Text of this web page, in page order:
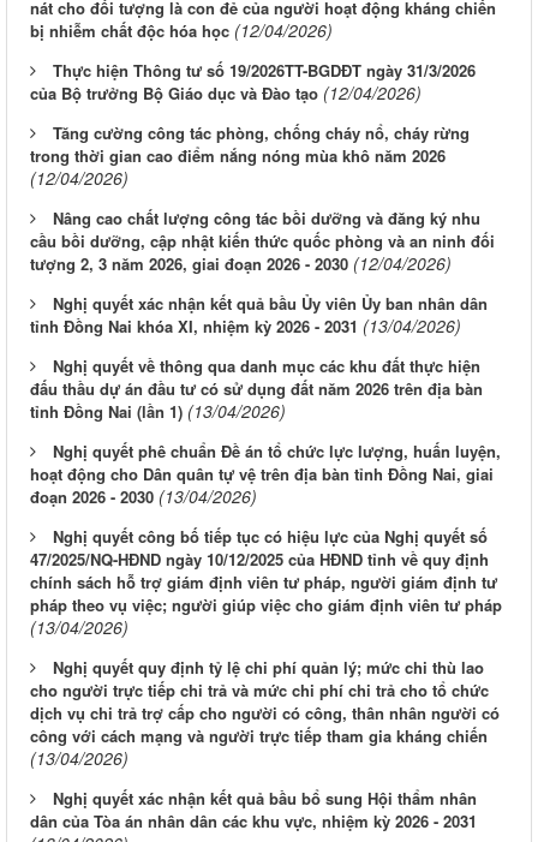
nát cho đối tượng là con đẻ của người hoạt động kháng chiến
bị nhiễm chất độc hóa học (12/04/2026)
Thực hiện Thông tư số 19/2026TT-BGDĐT ngày 31/3/2026
của Bộ trưởng Bộ Giáo dục và Đào tạo (12/04/2026)
Tăng cường công tác phòng, chống cháy nổ, cháy rừng
trong thời gian cao điểm nắng nóng mùa khô năm 2026
(12/04/2026)
Nâng cao chất lượng công tác bồi dưỡng và đăng ký nhu
cầu bồi dưỡng, cập nhật kiến thức quốc phòng và an ninh đối
tượng 2, 3 năm 2026, giai đoạn 2026 - 2030 (12/04/2026)
Nghị quyết xác nhận kết quả bầu Ủy viên Ủy ban nhân dân
tỉnh Đồng Nai khóa XI, nhiệm kỳ 2026 - 2031 (13/04/2026)
Nghị quyết về thông qua danh mục các khu đất thực hiện
đấu thầu dự án đầu tư có sử dụng đất năm 2026 trên địa bàn
tỉnh Đồng Nai (lần 1) (13/04/2026)
Nghị quyết phê chuẩn Đề án tổ chức lực lượng, huấn luyện,
hoạt động cho Dân quân tự vệ trên địa bàn tỉnh Đồng Nai, giai
đoạn 2026 - 2030 (13/04/2026)
Nghị quyết công bố tiếp tục có hiệu lực của Nghị quyết số
47/2025/NQ-HĐND ngày 10/12/2025 của HĐND tỉnh về quy định
chính sách hỗ trợ giám định viên tư pháp, người giám định tư
pháp theo vụ việc; người giúp việc cho giám định viên tư pháp
(13/04/2026)
Nghị quyết quy định tỷ lệ chi phí quản lý; mức chi thù lao
cho người trực tiếp chi trả và mức chi phí chi trả cho tổ chức
dịch vụ chi trả trợ cấp cho người có công, thân nhân người có
công với cách mạng và người trực tiếp tham gia kháng chiến
(13/04/2026)
Nghị quyết xác nhận kết quả bầu bổ sung Hội thẩm nhân
dân của Tòa án nhân dân các khu vực, nhiệm kỳ 2026 - 2031